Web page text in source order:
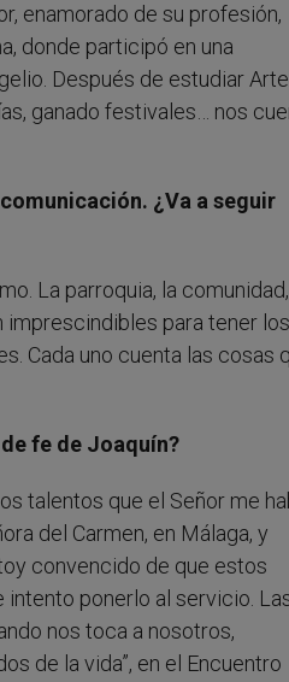
enamorado de su profesión,
donde participó en una
Después de estudiar Arte
ganado festivales… nos
¿Va a seguir
La parroquia, la comunidad,
imprescindibles para tener los
Cada uno cuenta las cosas
fe de Joaquín?
talentos que el Señor me
del Carmen, en Málaga, y
convencido de que estos
intento ponerlo al servicio.
nos toca a nosotros,
de la vida”, en el Encuentro